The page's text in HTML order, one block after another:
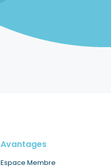
Avantages
Espace Membre